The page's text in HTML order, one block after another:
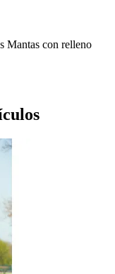
Mantas con relleno